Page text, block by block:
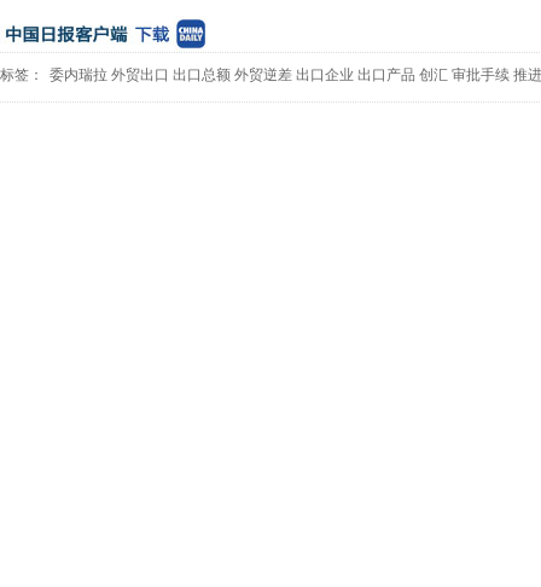
标签： 委内瑞拉 外贸出口 出口总额 外贸逆差 出口企业 出口产品 创汇 审批手续 推